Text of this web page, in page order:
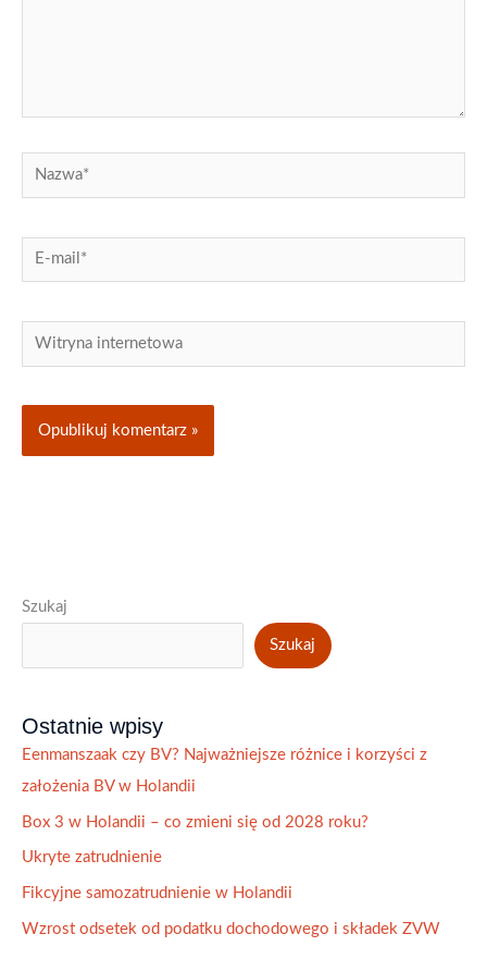
Nazwa*
E-
mail*
Witryna
internetowa
Szukaj
Szukaj
Ostatnie wpisy
Eenmanszaak czy BV? Najważniejsze różnice i korzyści z
założenia BV w Holandii
Box 3 w Holandii – co zmieni się od 2028 roku?
Ukryte zatrudnienie
Fikcyjne samozatrudnienie w Holandii
Wzrost odsetek od podatku dochodowego i składek ZVW